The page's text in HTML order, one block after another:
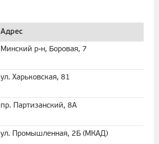
Адрес
Минский р-н, Боровая, 7
ул. Харьковская, 81
пр. Партизанский, 8А
ул. Промышленная, 2Б (МКАД)